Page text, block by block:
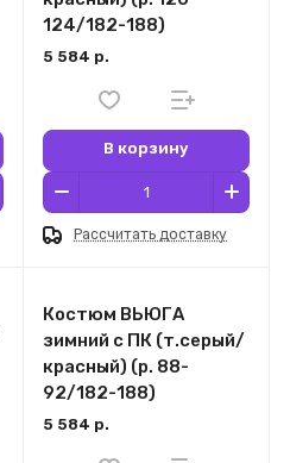
124/182-188)
5 584 р.
В корзину
Рассчитать доставку
Костюм ВЬЮГА
зимний с ПК (т.серый/
красный) (р. 88-
92/182-188)
5 584 р.